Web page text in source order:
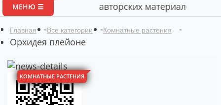
МЕНЮ ☰
Портал авторских материалов по биологии
Главная -Все категории -Комнатные растения
-
Орхидея плейоне
КОМНАТНЫЕ РАСТЕНИЯ